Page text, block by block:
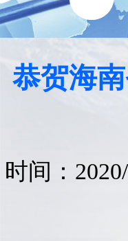
恭贺海
时间：